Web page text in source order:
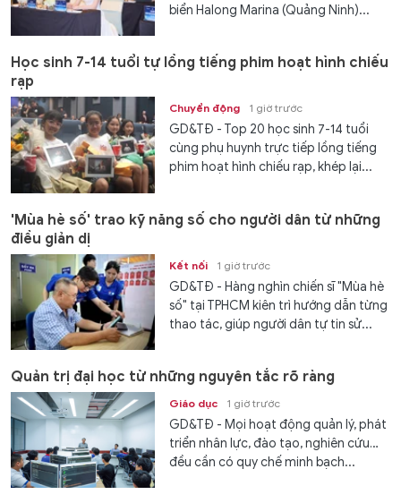
biển Halong Marina (Quảng Ninh)...
Học sinh 7-14 tuổi tự lồng tiếng phim hoạt hình chiếu
rạp
Chuyển động 1 giờ trước
GD&TĐ - Top 20 học sinh 7-14 tuổi
cùng phụ huynh trực tiếp lồng tiếng
phim hoạt hình chiếu rạp, khép lại...
'Mùa hè số' trao kỹ năng số cho người dân từ những
điều giản dị
Kết nối 1 giờ trước
GD&TĐ - Hàng nghìn chiến sĩ "Mùa hè
số" tại TPHCM kiên trì hướng dẫn từng
thao tác, giúp người dân tự tin sử...
Quản trị đại học từ những nguyên tắc rõ ràng
Giáo dục 1 giờ trước
GD&TĐ - Mọi hoạt động quản lý, phát
triển nhân lực, đào tạo, nghiên cứu…
đều cần có quy chế minh bạch...